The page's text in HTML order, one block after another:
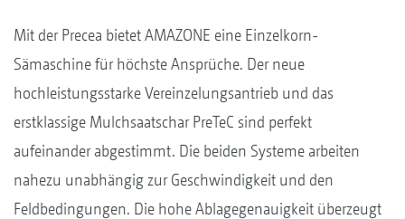
Mit der Precea bietet AMAZONE eine Einzelkorn-
Sämaschine für höchste Ansprüche. Der neue
hochleistungsstarke Vereinzelungsantrieb und das
erstklassige Mulchsaatschar PreTeC sind perfekt
aufeinander abgestimmt. Die beiden Systeme arbeiten
nahezu unabhängig zur Geschwindigkeit und den
Feldbedingungen. Die hohe Ablagegenauigkeit überzeugt